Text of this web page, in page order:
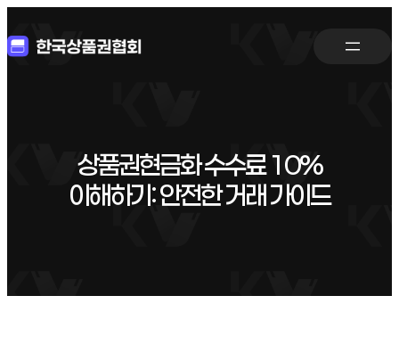
상품권현금화 수수료 10%
이해하기: 안전한 거래 가이드